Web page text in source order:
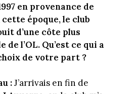
en provenance de
cette époque, le club
d’une côte plus
de l’OL. Qu’est ce qui a
de votre part ?
:J’arrivais en fin de